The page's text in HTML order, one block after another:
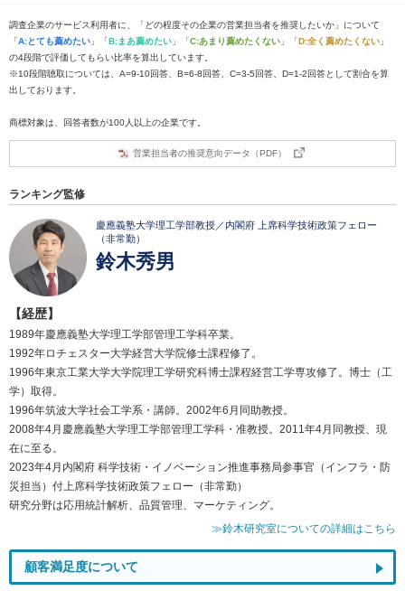
調査企業のサービス利用者に、「どの程度その企業の営業担当者を推奨したいか」について
「A:とても薦めたい 」「B:まあ薦めたい 」「C:あまり薦めたくない 」「D:全く薦めたくない 」
の4段階で評価してもらい比率を算出しています。
※10段階聴取については、A=9-10回答、B=6-8回答、C=3-5回答、D=1-2回答として割合を算
出しております。
商標対象は、回答者数が100人以上の企業です。
営業担当者の推奨意向データ（PDF）
ランキング監修
慶應義塾大学理工学部教授／内閣府 上席科学技術政策フェロー
（非常勤）
鈴木秀男
【経歴】
1989年慶應義塾大学理工学部管理工学科卒業。
1992年ロチェスター大学経営大学院修士課程修了。
1996年東京工業大学大学院理工学研究科博士課程経営工学専攻修了。博士（工
学）取得。
1996年筑波大学社会工学系・講師。2002年6月同助教授。
2008年4月慶應義塾大学理工学部管理工学科・准教授。2011年4月同教授、現
在に至る。
2023年4月内閣府 科学技術・イノベーション推進事務局参事官（インフラ・防
災担当）付上席科学技術政策フェロー（非常勤）
研究分野は応用統計解析、品質管理、マーケティング。
≫鈴木研究室についての詳細はこちら
顧客満足度について